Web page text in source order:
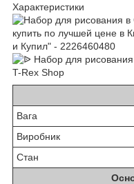
Характеристики
Вага
Виробник
Стан